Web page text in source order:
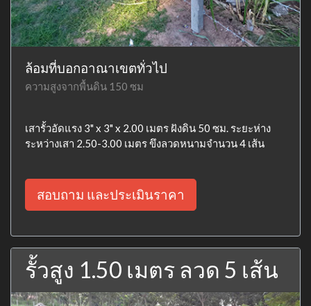
ล้อมที่บอกอาณาเขตทั่วไป
ความสูงจากพื้นดิน 150 ซม
เสารั้วอัดแรง 3" x 3" x 2.00 เมตร ฝังดิน 50 ซม. ระยะห่าง
ระหว่างเสา 2.50-3.00 เมตร ขึงลวดหนามจำนวน 4 เส้น
สอบถาม และประเมินราคา
รั้วสูง 1.50 เมตร ลวด 5 เส้น